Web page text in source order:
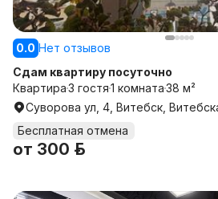
0.0 Нет отзывов
Сдам квартиру посуточно
Квартира3 гостя1 комната38 м²
Суворова ул, 4, Витебск,
Бесплатная отмена
от 300 р.